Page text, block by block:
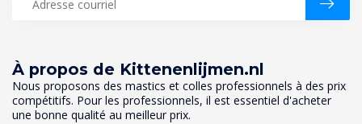
À propos de Kittenenlijmen.nl
Nous proposons des mastics et colles professionnels à des prix
compétitifs. Pour les professionnels, il est essentiel d'acheter
une bonne qualité au meilleur prix.